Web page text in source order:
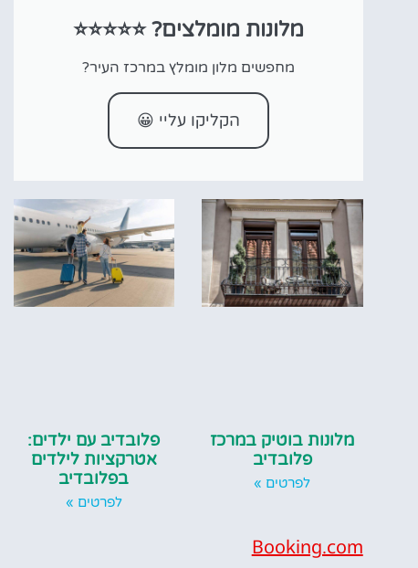
מלונות מומלצים? ⭐⭐⭐⭐⭐
מחפשים מלון מומלץ במרכז העיר?
הקליקו עליי 😀
מלונות בוטיק במרכז
פלובדיב
לפרטים »
פלובדיב עם ילדים:
אטרקציות לילדים
בפלובדיב
לפרטים »
Booking.com